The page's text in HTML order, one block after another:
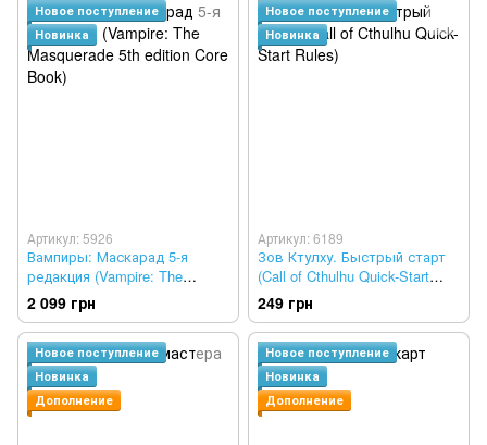
Новое поступление
Новинка
Артикул: 5926
Вампиры: Маскарад 5-я
редакция (Vampire: The
Masquerade 5th edition Core
Book)
2 099 грн
Новое поступление
Новинка
Артикул: 6189
Зов Ктулху. Быстрый старт
(Call of Cthulhu Quick-Start
Rules)
249 грн
Новое поступление
Новинка
Дополнение
Новое поступление
Новинка
Дополнение